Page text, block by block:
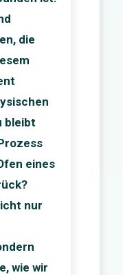
die
bleibt
eines
nur
wie wir